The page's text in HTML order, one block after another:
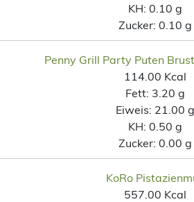
KH: 0.10 g
Zucker: 0.10 g
Penny Grill Party Puten
114.00 Kcal
Fett: 3.20 g
Eiweis: 21.00 g
KH: 0.50 g
Zucker: 0.00 g
KoRo
557.00 Kcal